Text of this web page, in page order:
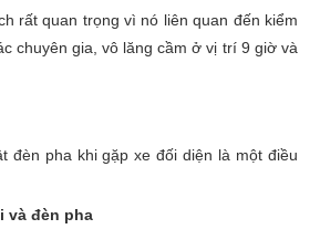
rất quan trọng vì nó liên quan đến kiểm
chuyên gia, vô lăng cầm ở vị trí 9 giờ và
đèn pha khi gặp xe đối diện là một điều
và đèn pha